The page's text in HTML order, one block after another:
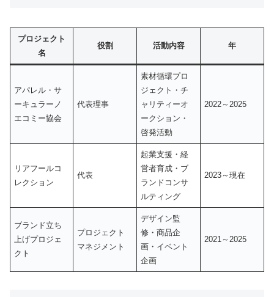
プロジェクト
名
役割 活動内容 年
アパレル・サ
ーキュラーノ
エコミー協会
代表理事
素材循環プロ
ジェクト・チ
ャリティーオ
ークション・
啓発活動
2022～2025
リアフールコ
レクション
代表
起業支援・経
営者育成・ブ
ランドコンサ
ルティング
2023～現在
ブランド立ち
上げプロジェ
クト
プロジェクト
マネジメント
デザイン監
修・商品企
画・イベント
企画
2021～2025